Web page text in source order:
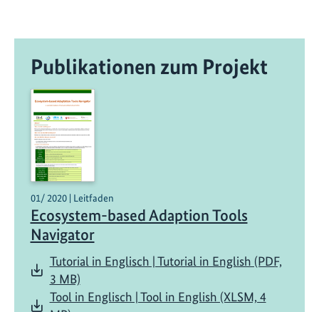
Publikationen zum Projekt
01/ 2020 | Leitfaden
Ecosystem-based Adaption Tools
Navigator
Tutorial in Englisch | Tutorial in English (PDF,
3 MB)
Tool in Englisch | Tool in English (XLSM, 4